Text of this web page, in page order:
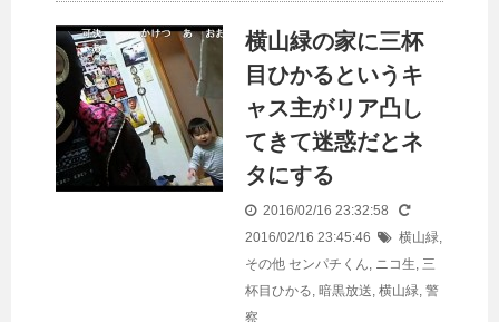
横山緑の家に三杯
目ひかるというキ
ャス主がリア凸し
てきて迷惑だとネ
タにする
2016/02/16 23:32:58
2016/02/16 23:45:46
横山緑,
その他 センパチくん, ニコ生, 三
杯目ひかる, 暗黒放送, 横山緑, 警
察